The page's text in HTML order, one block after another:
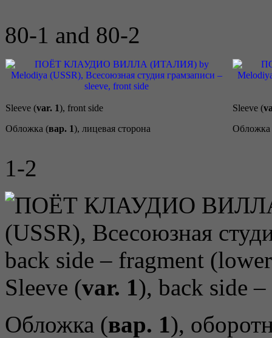
80-1 and 80-2
Sleeve (var. 1), front side
Обложка (вар. 1), лицевая сторона
Sleeve (
Обложка
1-2
Sleeve (var. 1), back side
Обложка (вар. 1),